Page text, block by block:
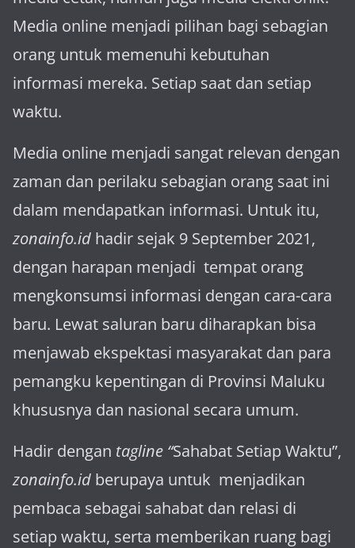
Media online menjadi pilihan bagi sebagian
orang untuk memenuhi kebutuhan
informasi mereka. Setiap saat dan setiap
waktu.
Media online menjadi sangat relevan dengan
za­man dan perilaku sebagian orang saat ini
dalam mendapatkan informasi. Untuk itu,
zonainfo.id hadir sejak 9 September 2021,
dengan harapan menjadi tem­pat orang
mengkonsumsi informasi dengan cara-cara
baru. Lewat sa­luran ba­ru diharapkan bisa
menja­wab ekspektasi masya­rakat dan para
pemangku kepen­tingan di Provinsi Maluku
khususnya dan nasional secara umum.
Hadir dengan tagline “Sahabat Setiap Waktu”,
zonainfo.id berupaya untuk menjadikan
pembaca sebagai sahabat dan relasi di
setiap waktu, serta memberikan ruang bagi